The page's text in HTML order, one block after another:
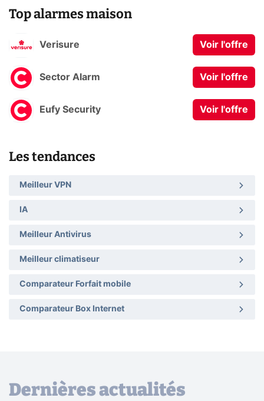
Top alarmes maison
Verisure Voir l'offre
Sector Alarm Voir l'offre
Eufy Security Voir l'offre
Les tendances
Meilleur VPN
IA
Meilleur Antivirus
Meilleur climatiseur
Comparateur Forfait mobile
Comparateur Box Internet
Dernières actualités